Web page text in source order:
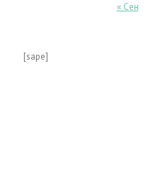
« Сен
[sape]